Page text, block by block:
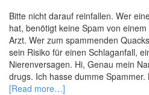
Bitte nicht darauf reinfallen. Wer
hat, benötigt keine Spam von
Arzt. Wer zum spammenden
sein Risiko für einen Schlaganfall,
Nierenversagen. Hi, Genau mein
drugs. Ich hasse dumme
[Read more…]